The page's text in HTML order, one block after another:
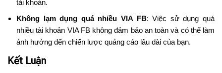
tài khoản.
Không lạm dụng quá nhiều VIA FB: Việc sử dụng quá
nhiều tài khoản VIA FB không đảm bảo an toàn và có thể làm
ảnh hưởng đến chiến lược quảng cáo lâu dài của bạn.
Kết Luận